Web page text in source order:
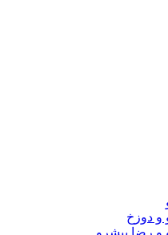
و دوزخ